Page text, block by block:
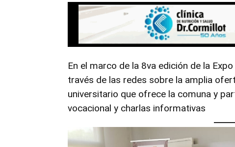
En el marco de la 8va edición de la
través de las redes sobre la amplia
universitario que ofrece la comuna y
vocacional y charlas informativas